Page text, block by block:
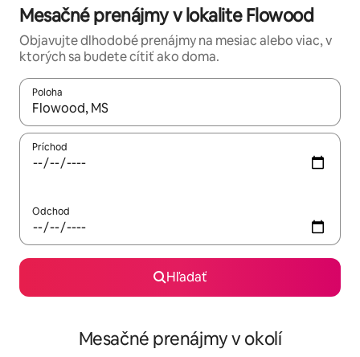
Mesačné prenájmy v lokalite Flowood
Objavujte dlhodobé prenájmy na mesiac alebo viac, v
ktorých sa budete cítiť ako doma.
Poloha
Keď budú výsledky k dispozícii, môžete si ich prechádzať
Príchod
Odchod
Hľadať
Mesačné prenájmy v okolí